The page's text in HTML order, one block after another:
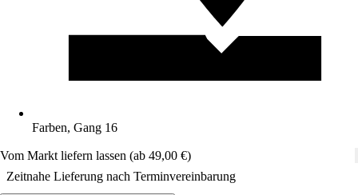
Farben, Gang 16
Vom Markt liefern lassen (ab 49,00 €)
Zeitnahe Lieferung nach Terminvereinbarung